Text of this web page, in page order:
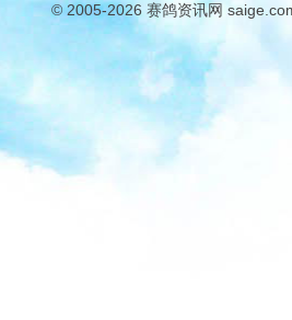
© 2005-2026 赛鸽资讯网